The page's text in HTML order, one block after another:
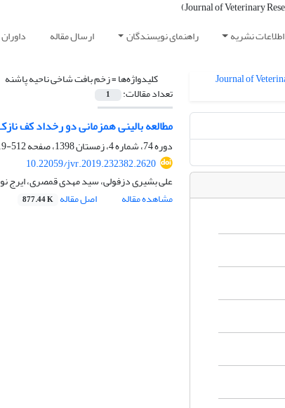
اطلاعات نشریه راهنمای نویسندگان ارسال مقاله داوران
کلیدواژه‌ها =زخم بافت شاخی ناحیه پاشنه
تعداد مقالات: 1
مطالعه بالینی همزمانی دو رخداد کف
دوره 74، شماره 4، زمستان 1398، صفحه
512-519
10.22059/jvr.2019.232382.2620
علی بشیری دزفولی، سید مهدی قمصری، ایرج
مشاهده مقاله
اصل مقاله 877.44 K